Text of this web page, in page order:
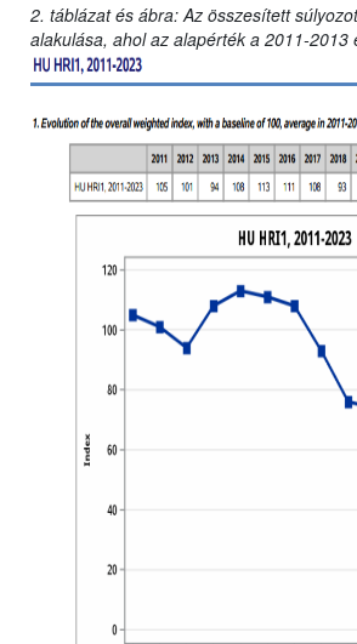
2. táblázat és ábra: Az összesített
alakulása, ahol az alapérték a 2011-2013